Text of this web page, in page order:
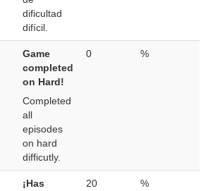
dificultad
difícil.
Game
completed
on Hard!
Completed
all
episodes
on hard
difficutly.
0 %
¡Has
20 %